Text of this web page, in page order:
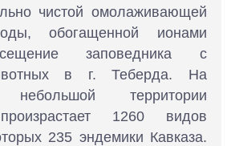
чистой омолаживающей
обогащенной ионами
заповедника с
в г. Теберда. На
небольшой территории
1260 видов
235 эндемики Кавказа.